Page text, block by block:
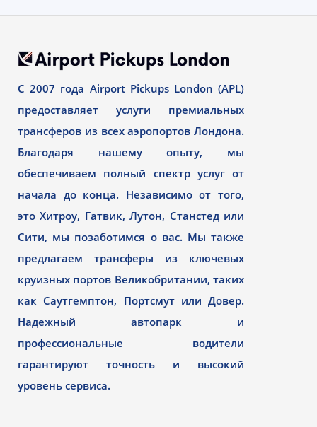
С 2007 года Airport Pickups London (APL)
предоставляет услуги премиальных
трансферов из всех аэропортов Лондона.
Благодаря нашему опыту, мы
обеспечиваем полный спектр услуг от
начала до конца. Независимо от того,
это Хитроу, Гатвик, Лутон, Станстед или
Сити, мы позаботимся о вас. Мы также
предлагаем трансферы из ключевых
круизных портов Великобритании, таких
как Саутгемптон, Портсмут или Довер.
Надежный автопарк и
профессиональные водители
гарантируют точность и высокий
уровень сервиса.